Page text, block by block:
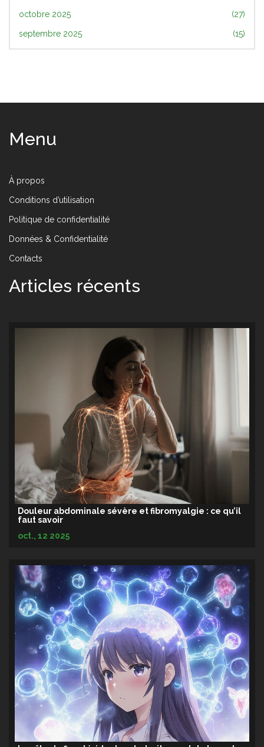
octobre 2025 (27)
septembre 2025 (15)
Menu
À propos
Conditions d’utilisation
Politique de confidentialité
Données & Confidentialité
Contacts
Articles récents
Douleur abdominale sévère et fibromyalgie : ce qu’il
faut savoir
oct., 12 2025